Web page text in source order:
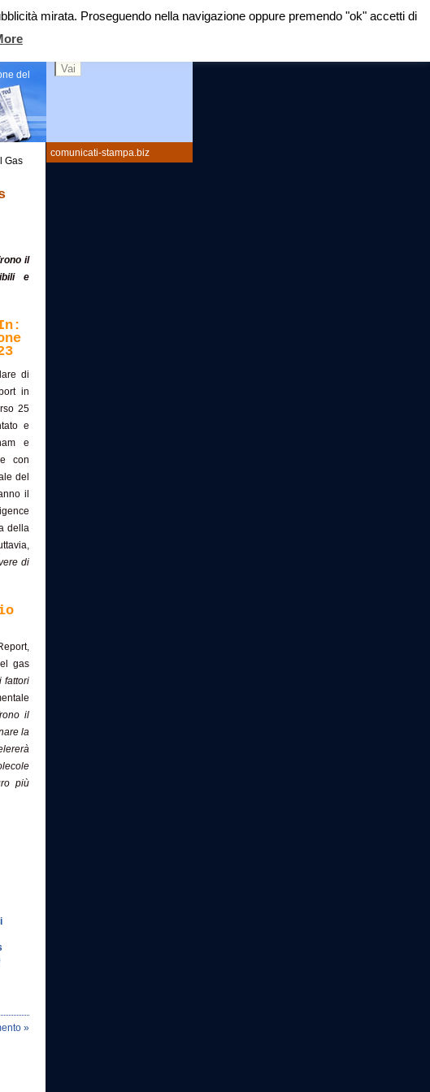
comunicati-stampa.biz
del
Gas
il
e
di
in
25
e
e
con
del
il
della
di
gas
fattori
il
la
più
»
mirata. Proseguendo nella navigazione oppure premendo "ok" accetti di